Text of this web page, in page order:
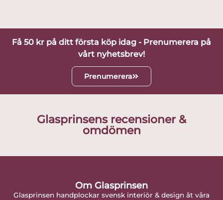
Få 50 kr på ditt första köp idag - Prenumerera på
vårt nyhetsbrev!
Prenumerera
Glasprinsens recensioner &
omdömen
Om Glasprinsen
Glasprinsen handplockar svensk interiör & design åt våra